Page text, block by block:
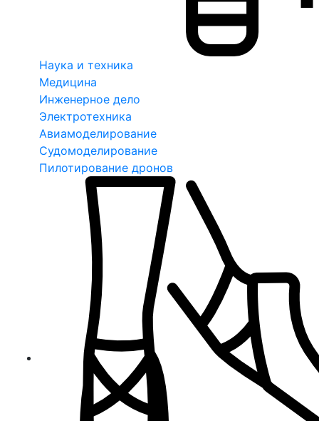
Наука и техника
Медицина
Инженерное дело
Электротехника
Авиамоделирование
Судомоделирование
Пилотирование дронов